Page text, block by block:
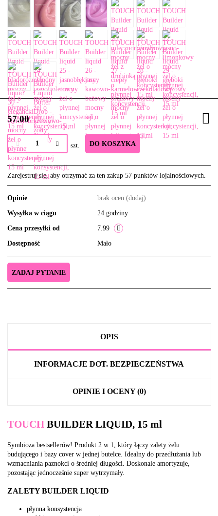
57.00
szt. DO KOSZYKA
Zarejestruj się, aby otrzymać za ten zakup 57 punktów lojalnościowych.
Opinie brak ocen (dodaj)
Wysyłka w ciągu 24 godziny
Cena przesyłki od 7.99
Dostępność Mało
ZADAJ PYTANIE
OPIS
INFORMACJE DOT. BEZPIECZEŃSTWA
OPINIE I OCENY (0)
TOUCH BUILDER LIQUID, 15 ml
Symbioza bestsellerów! Produkt 2 w 1, który łączy zalety żelu
budującego i bazy cover w jednej butelce. Idealny do przedłużania lub
wzmacniania paznokci o średniej długości. Doskonale amortyzuje,
pozostając jednocześnie super wytrzymały.
ZALETY BUILDER LIQUID
płynna konsystencja